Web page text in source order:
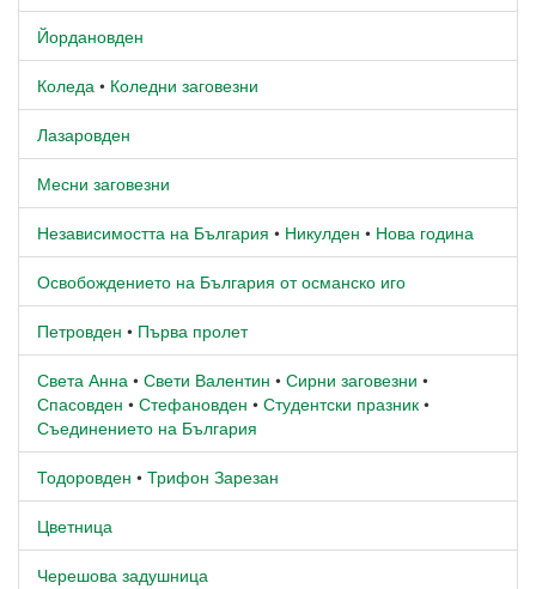
Йордановден
Коледа • Коледни заговезни
Лазаровден
Месни заговезни
Независимостта на България • Никулден • Нова година
Освобождението на България от османско иго
Петровден • Първа пролет
Света Анна • Свети Валентин • Сирни заговезни •
Спасовден • Стефановден • Студентски празник •
Съединението на България
Тодоровден • Трифон Зарезан
Цветница
Черешова задушница